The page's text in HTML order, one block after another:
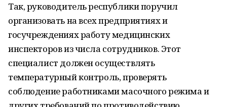
Так, руководитель республики поручил
организовать на всех предприятиях и
госучреждениях работу медицинских
инспекторов из числа сотрудников. Этот
специалист должен осуществлять
температурный контроль, проверять
соблюдение работниками масочного режима и